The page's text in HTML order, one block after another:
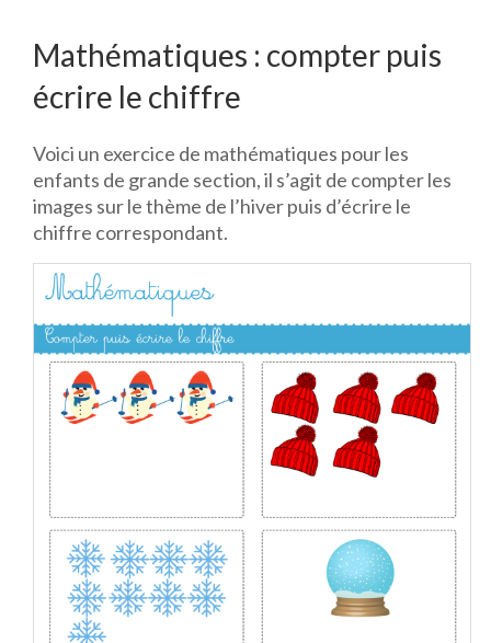
Mathématiques : compter puis
écrire le chiffre
Voici un exercice de mathématiques pour les
enfants de grande section, il s’agit de compter les
images sur le thème de l’hiver puis d’écrire le
chiffre correspondant.